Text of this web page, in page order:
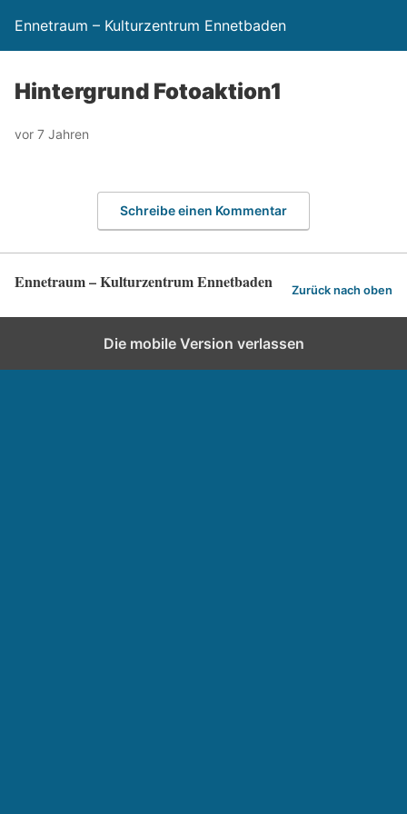
Ennetraum – Kulturzentrum Ennetbaden
Hintergrund Fotoaktion1
vor 7 Jahren
Schreibe einen Kommentar
Ennetraum – Kulturzentrum Ennetbaden Zurück nach oben
Die mobile Version verlassen